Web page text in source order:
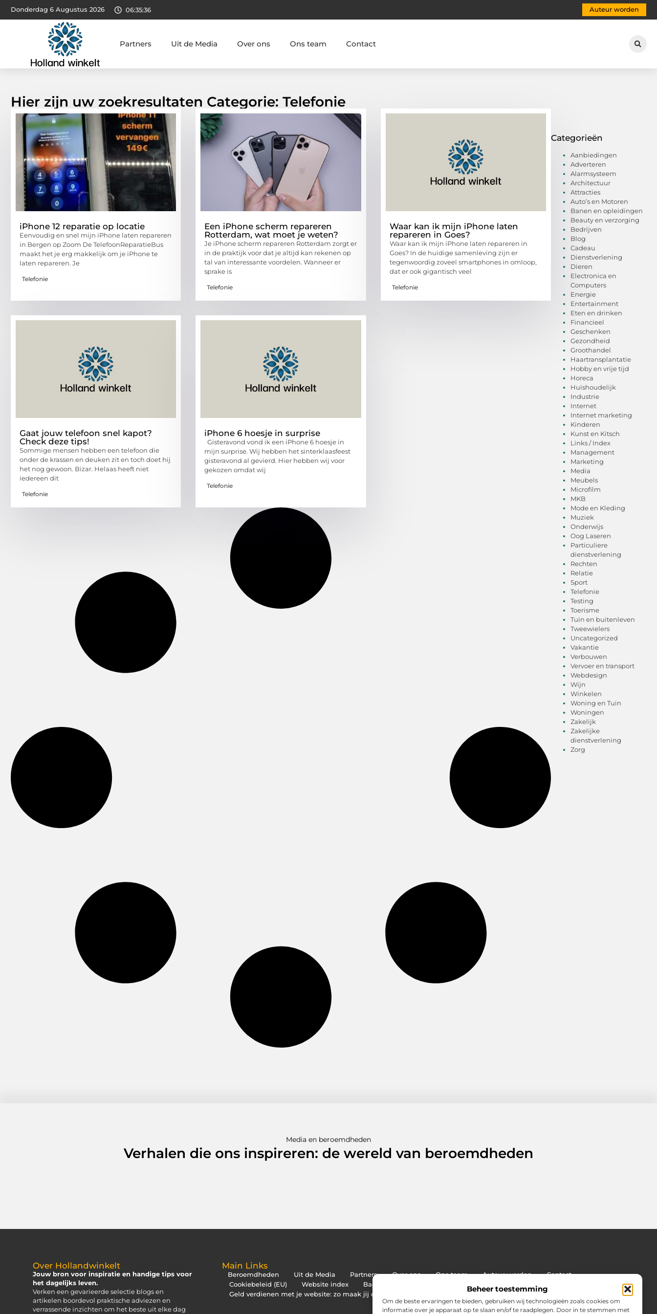
Beheer toestemming
Om de beste ervaringen te bieden, gebruiken wij technologieën zoals cookies om
informatie over je apparaat op te slaan en/of te raadplegen. Door in te stemmen met
Donderdag 6 Augustus 2026 06:35:37 Auteur worden
Partners Uit de Media Over ons Ons team Contact
Hier zijn uw zoekresultaten Categorie: Telefonie
iPhone 12 reparatie op locatie
Eenvoudig en snel mijn iPhone laten repareren
in Bergen op Zoom De TelefoonReparatieBus
maakt het je erg makkelijk om je iPhone te
laten repareren. Je
Telefonie
Een iPhone scherm repareren
Rotterdam, wat moet je weten?
Je iPhone scherm repareren Rotterdam zorgt er
in de praktijk voor dat je altijd kan rekenen op
tal van interessante voordelen. Wanneer er
sprake is
Telefonie
Waar kan ik mijn iPhone laten
repareren in Goes?
Waar kan ik mijn iPhone laten repareren in
Goes? In de huidige samenleving zijn er
tegenwoordig zoveel smartphones in omloop,
dat er ook gigantisch veel
Telefonie
Gaat jouw telefoon snel kapot?
Check deze tips!
Sommige mensen hebben een telefoon die
onder de krassen en deuken zit en toch doet hij
het nog gewoon. Bizar. Helaas heeft niet
iedereen dit
Telefonie
iPhone 6 hoesje in surprise
Gisteravond vond ik een iPhone 6 hoesje in
mijn surprise. Wij hebben het sinterklaasfeest
gisteravond al gevierd. Hier hebben wij voor
gekozen omdat wij
Telefonie
Categorieën
Aanbiedingen
Adverteren
Alarmsysteem
Architectuur
Attracties
Auto’s en Motoren
Banen en opleidingen
Beauty en verzorging
Bedrijven
Blog
Cadeau
Dienstverlening
Dieren
Electronica en
Computers
Energie
Entertainment
Eten en drinken
Financieel
Geschenken
Gezondheid
Groothandel
Haartransplantatie
Hobby en vrije tijd
Horeca
Huishoudelijk
Industrie
Internet
Internet marketing
Kinderen
Kunst en Kitsch
Links / Index
Management
Marketing
Media
Meubels
Microfilm
MKB
Mode en Kleding
Muziek
Onderwijs
Oog Laseren
Particuliere
dienstverlening
Rechten
Relatie
Sport
Telefonie
Testing
Toerisme
Tuin en buitenleven
Tweewielers
Uncategorized
Vakantie
Verbouwen
Vervoer en transport
Webdesign
Wijn
Winkelen
Woning en Tuin
Woningen
Zakelijk
Zakelijke
dienstverlening
Zorg
Media en beroemdheden
Verhalen die ons inspireren: de wereld van beroemdheden
Over Hollandwinkelt
Jouw bron voor inspiratie en handige tips voor
het dagelijks leven.
Verken een gevarieerde selectie blogs en
artikelen boordevol praktische adviezen en
verrassende inzichten om het beste uit elke dag
Main Links
Beroemdheden Uit de Media Partners Over ons Ons team Auteur worden
Contact
Cookiebeleid (EU)
Website index
Backlinks kopen Nederland: wat jij moet weten voor succes
Geld verdienen met je website: zo maak jij er een inkomstenbron van